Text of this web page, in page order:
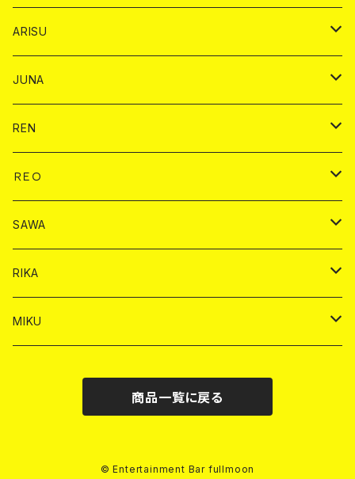
ショット
ドリンク
シャンパン
ドリンク
チェキ
バイカ
ドリンク
ドリンク
ヤードグラス
チェキ
ARISU
バイカ
ドリンク
ドリンク
シャンパン
チェキ
JUNA
バイカ
ドリンク
シャンパン
ヤードグラス
チェキ
REN
バイカ
ドリンク
ショット
シャンパン
チェキ
ＲＥＯ
ドリンク
シャンパン
ショット
バイカ
チェキ
SAWA
ドリンク
シャンパン
バイカ
RIKA
ドリンク
MIKU
商品一覧に戻る
© Entertainment Bar fullmoon